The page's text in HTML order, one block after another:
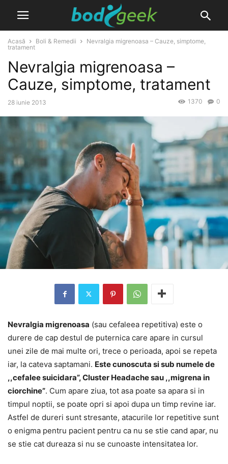
Acasă Boli & Remedii
Nevralgia migrenoasa – Cauze, simptome,
tratament
Nevralgia migrenoasa –
Cauze, simptome, tratament
28 iunie 2013 0
1370
Nevralgia migrenoasa (sau cefaleea repetitiva) este o
durere de cap destul de puternica care apare in cursul
unei zile de mai multe ori, trece o perioada, apoi se repeta
iar, la cateva saptamani. Este cunoscuta si sub numele de
,,cefalee suicidara”, Cluster Headache sau ,,migrena in
ciorchine”. Cum apare ziua, tot asa poate sa apara si in
timpul noptii, se poate opri si apoi dupa un timp revine iar.
Astfel de dureri sunt stresante, atacurile lor repetitive sunt
o enigma pentru pacient pentru ca nu se stie cand apar, nu
se stie cat dureaza si nu se cunoaste intensitatea lor.